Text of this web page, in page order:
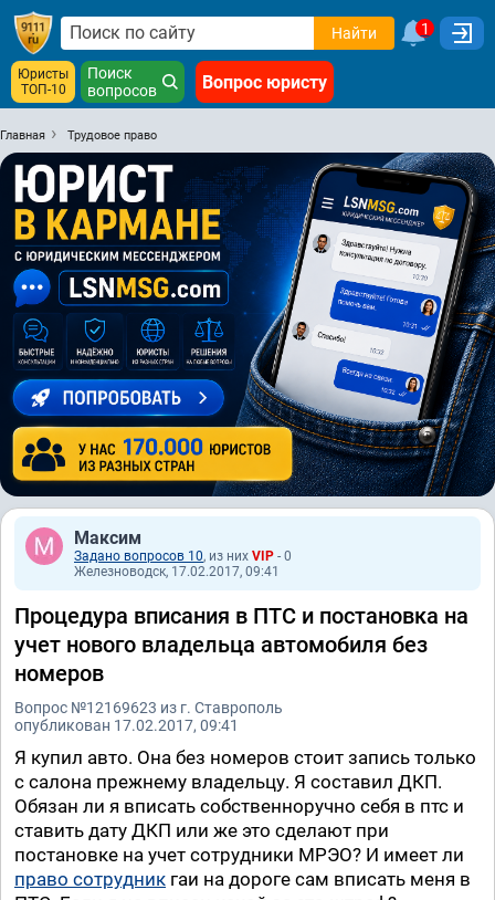
Найти 1
Юристы
ТОП-10
Поиск
вопросов
Вопрос юристу
Главная Трудовое право
Максим
Задано вопросов 10, из них VIP - 0
Железноводск, 17.02.2017, 09:41
Процедура вписания в ПТС и постановка на
учет нового владельца автомобиля без
номеров
Вопрос №12169623 из г. Ставрополь
опубликован 17.02.2017, 09:41
Я купил авто. Она без номеров стоит запись только
с салона прежнему владельцу. Я составил ДКП.
Обязан ли я вписать собственноручно себя в птс и
ставить дату ДКП или же это сделают при
постановке на учет сотрудники МРЭО? И имеет ли
право сотрудник гаи на дороге сам вписать меня в